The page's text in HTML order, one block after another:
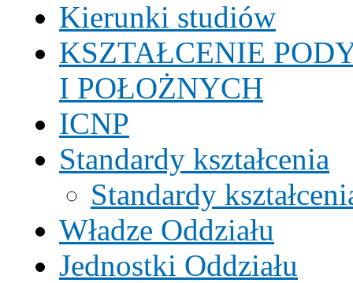
Kierunki studiów
KSZTAŁCENIE
I POŁOŻNYCH
ICNP
Standardy kształcenia
Standardy
Władze Oddziału
Jednostki Oddziału